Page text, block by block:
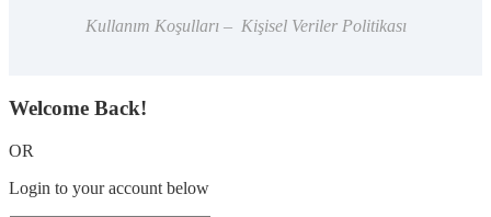
Kullanım Koşulları – Kişisel Veriler Politikası
Welcome Back!
OR
Login to your account below